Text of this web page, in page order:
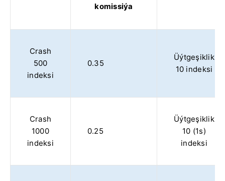
komissiýa
Crash
500
indeksi
0.35
Üýtgeşiklik
10 indeksi
Crash
1000
indeksi
0.25
Üýtgeşiklik
10 (1s)
indeksi